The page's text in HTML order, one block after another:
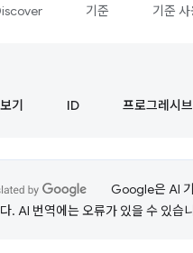
기준 기준
기 ID 프로그레시
Google은 AI
. AI 번역에는 오류가 있을 수 있습